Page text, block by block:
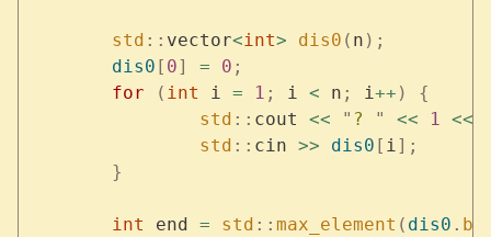
	std
:: vector<int> dis0 ( n );
	dis0
[ 0] = 0 ;
	for
( int i = 1 ; i < n ; i++ )
{
		std
:: cout << " ? " << 1 <<
		std
:: cin >> dis0 [ i];
	}
	int
end = std :: max_element ( dis0 .